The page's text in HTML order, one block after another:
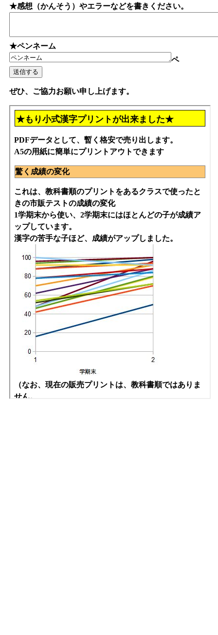
★感想（かんそう）やエラーなどを書きください。
★ペンネーム
ペ
ぜひ、ご協力お願い申し上げます。